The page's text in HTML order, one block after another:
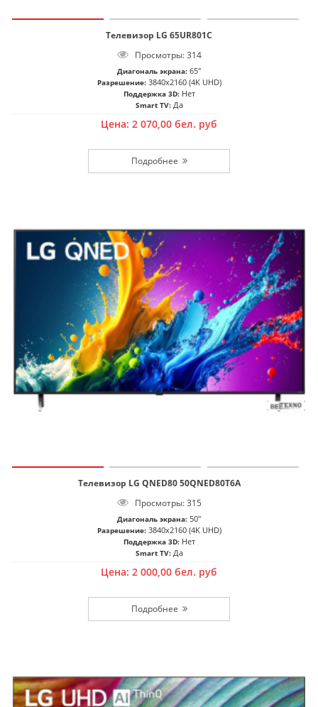
Телевизор LG 65UR801C
Просмотры: 314
Диагональ экрана: 65"
Разрешение: 3840x2160 (4K UHD)
Поддержка 3D: Нет
Smart TV: Да
Цена: 2 070,00 бел. руб
Телевизор LG QNED80 50QNED80T6A
Просмотры: 315
Диагональ экрана: 50"
Разрешение: 3840x2160 (4K UHD)
Поддержка 3D: Нет
Smart TV: Да
Цена: 2 000,00 бел. руб